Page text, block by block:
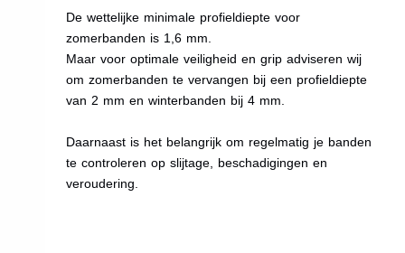
De wettelijke minimale profieldiepte voor
zomerbanden is 1,6 mm.
Maar voor optimale veiligheid en grip adviseren wij
om zomerbanden te vervangen bij een profieldiepte
van 2 mm en winterbanden bij 4 mm.
Daarnaast is het belangrijk om regelmatig je banden
te controleren op slijtage, beschadigingen en
veroudering.